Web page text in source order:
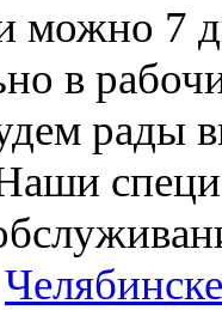
можно 7
в
рады
Челябинске